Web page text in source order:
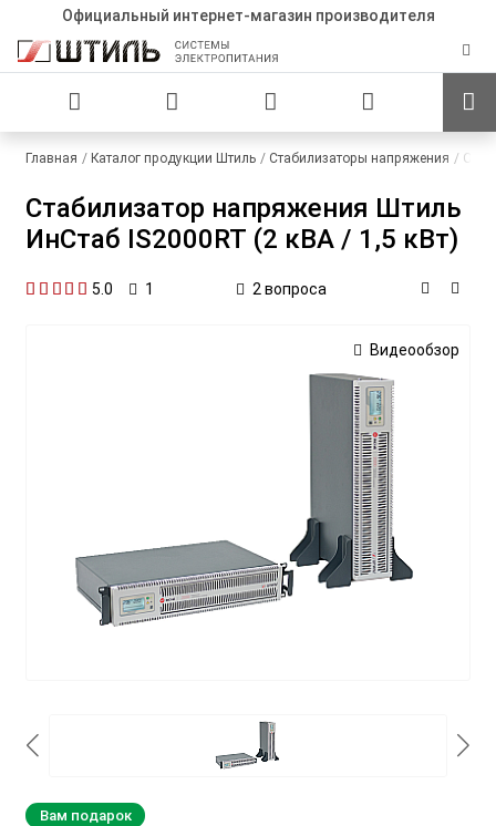
Официальный интернет-магазин производителя
Главная Каталог продукции Штиль Стабилизаторы напряжения
Стабилизатор напряжения Штиль
ИнСтаб IS2000RT (2 кВА / 1,5 кВт)
5.0 1 2 вопроса
Видеообзор
Вам подарок